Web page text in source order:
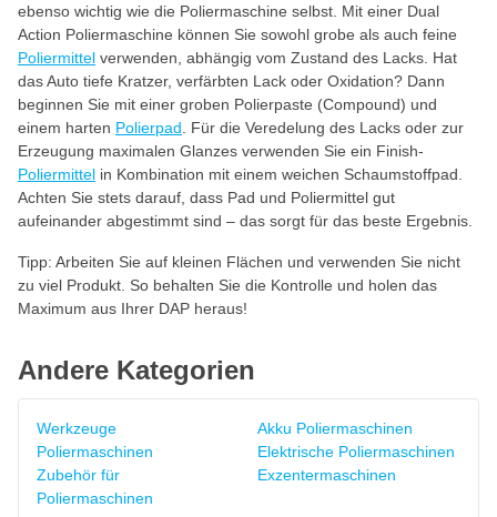
ebenso wichtig wie die Poliermaschine selbst. Mit einer Dual
Action Poliermaschine können Sie sowohl grobe als auch feine
Poliermittel verwenden, abhängig vom Zustand des Lacks. Hat
das Auto tiefe Kratzer, verfärbten Lack oder Oxidation? Dann
beginnen Sie mit einer groben Polierpaste (Compound) und
einem harten Polierpad . Für die Veredelung des Lacks oder zur
Erzeugung maximalen Glanzes verwenden Sie ein Finish-
Poliermittel in Kombination mit einem weichen Schaumstoffpad.
Achten Sie stets darauf, dass Pad und Poliermittel gut
aufeinander abgestimmt sind – das sorgt für das beste Ergebnis.
Tipp: Arbeiten Sie auf kleinen Flächen und verwenden Sie nicht
zu viel Produkt. So behalten Sie die Kontrolle und holen das
Maximum aus Ihrer DAP heraus!
Andere Kategorien
Werkzeuge
Poliermaschinen
Zubehör für
Poliermaschinen
Akku Poliermaschinen
Elektrische Poliermaschinen
Exzentermaschinen